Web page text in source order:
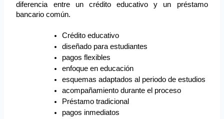
diferencia entre un crédito educativo y un préstamo
bancario común.
Crédito educativo
diseñado para estudiantes
pagos flexibles
enfoque en educación
esquemas adaptados al periodo de estudios
acompañamiento durante el proceso
Préstamo tradicional
pagos inmediatos